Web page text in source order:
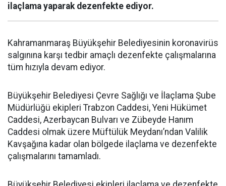
ilaçlama yaparak dezenfekte ediyor.
Kahramanmaraş Büyükşehir Belediyesinin koronavirüs
salgınına karşı tedbir amaçlı dezenfekte çalışmalarına
tüm hızıyla devam ediyor.
Büyükşehir Belediyesi Çevre Sağlığı ve İlaçlama Şube
Müdürlüğü ekipleri Trabzon Caddesi, Yeni Hükümet
Caddesi, Azerbaycan Bulvarı ve Zübeyde Hanım
Caddesi olmak üzere Müftülük Meydanı’ndan Valilik
Kavşağına kadar olan bölgede ilaçlama ve dezenfekte
çalışmalarını tamamladı.